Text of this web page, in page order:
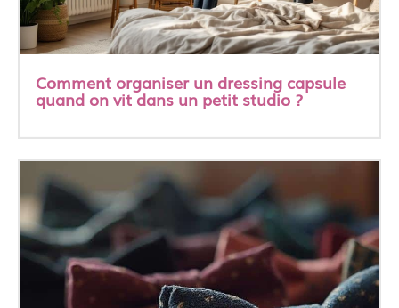
Comment organiser un dressing capsule
quand on vit dans un petit studio ?